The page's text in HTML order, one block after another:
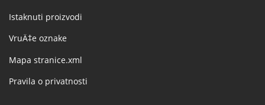
Istaknuti proizvodi
VruÄ‡e oznake
Mapa stranice.xml
Pravila o privatnosti